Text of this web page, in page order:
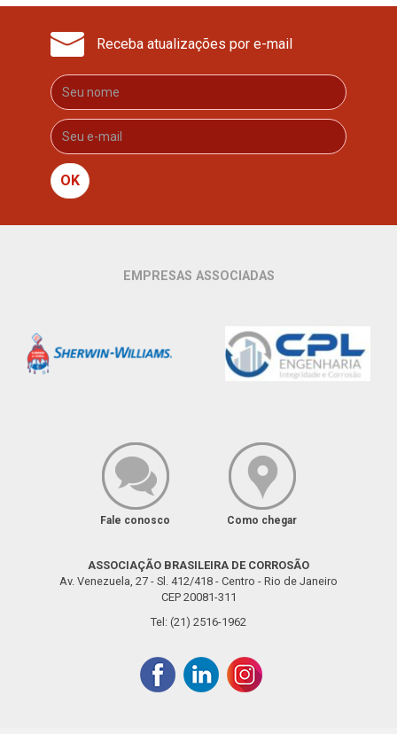
Receba atualizações por e-mail
OK
EMPRESAS ASSOCIADAS
Fale conosco Como chegar
ASSOCIAÇÃO BRASILEIRA DE CORROSÃO
Av. Venezuela, 27 - Sl. 412/418 - Centro - Rio de Janeiro
CEP 20081-311
Tel: (21) 2516-1962